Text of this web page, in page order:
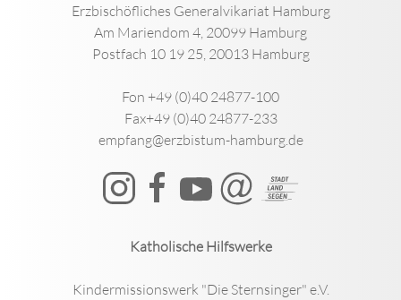
Erzbischöfliches Generalvikariat Hamburg
Am Mariendom 4, 20099 Hamburg
Postfach 10 19 25, 20013 Hamburg
Fon +49 (0)40 24877-100
Fax+49 (0)40 24877-233
empfang@erzbistum-hamburg.de
Katholische Hilfswerke
Kindermissionswerk "Die Sternsinger" e.V.